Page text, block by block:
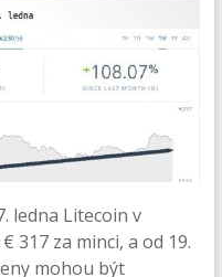
ledna Litecoin v
317 za minci, a od 19.
mohou být